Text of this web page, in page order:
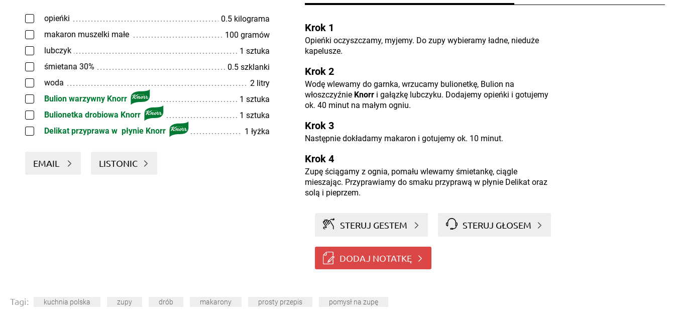
opieńki
0.5 kilograma
makaron muszelki małe
100 gramów
lubczyk
1 sztuka
śmietana 30%
0.5 szklanki
woda
2 litry
Bulion warzywny Knorr
1 sztuka
Bulionetka drobiowa Knorr
1 sztuka
Delikat przyprawa w płynie Knorr
1 łyżka
EMAIL LISTONIC
Krok 1
Opieńki oczyszczamy, myjemy. Do zupy wybieramy ładne, nieduże
kapelusze.
Krok 2
Wodę wlewamy do garnka, wrzucamy bulionetkę, Bulion na
włoszczyźnie Knorri gałązkę lubczyku. Dodajemy opieńki i gotujemy
ok. 40 minut na małym ogniu.
Krok 3
Następnie dokładamy makaron i gotujemy ok. 10 minut.
Krok 4
Zupę ściągamy z ognia, pomału wlewamy śmietankę, ciągle
mieszając. Przyprawiamy do smaku przyprawą w płynie Delikat oraz
solą i pieprzem.
STERUJ GESTEM STERUJ GŁOSEM
DODAJ NOTATKĘ
Tagi: kuchnia polska zupy drób makarony prosty przepis pomysł na zupę